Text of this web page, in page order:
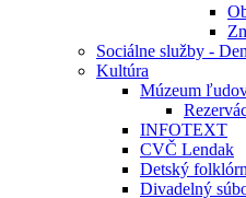
Sociálne služby -
Kultúra
Múzeum
INFOTEXT
CVČ Lendak
Detský
Divadelný